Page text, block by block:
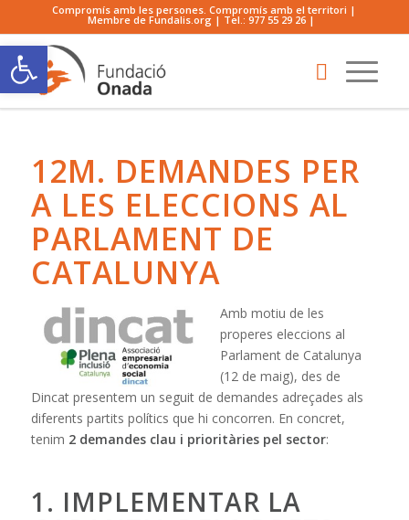
Obre la barra d'eines
Compromís amb les persones. Compromís amb el territori |
Membre de Fundalis.org | Tel.:977 55 29 26 |
12M. DEMANDES PER
A LES ELECCIONS AL
PARLAMENT DE
CATALUNYA
Amb motiu de les
properes eleccions al
Parlament de Catalunya
(12 de maig), des de
Dincat presentem un seguit de demandes adreçades als
diferents partits polítics que hi concorren. En concret,
tenim 2 demandes clau i prioritàries pel sector:
1. IMPLEMENTAR LA